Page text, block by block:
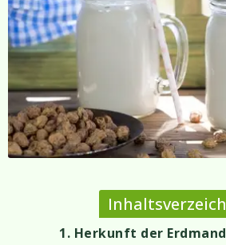
1. Herkunft der